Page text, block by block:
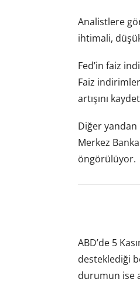
Analistlere
ihtimali,
Fed’in faiz
Faiz
artışını
Diğer yandan
Merkez
öngörülüyor.
ABD’de 5
desteklediği
durumun ise